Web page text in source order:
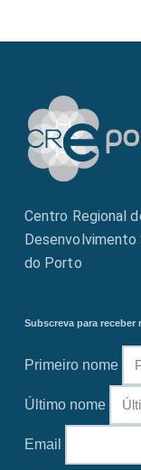
Centro Regional
do Porto
Subscreva para receber
Primeiro nome
Último nome
Email